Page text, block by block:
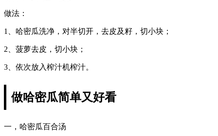
做法：
1、哈密瓜洗净，对半切开，去皮及籽，切小块；
2、菠萝去皮，切小块；
3、依次放入榨汁机榨汁。
做哈密瓜简单又好看
一，哈密瓜百合汤